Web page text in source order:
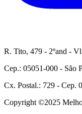
R. Tito, 479 - 2ºand -
Cep.: 05051-000 - São
Cx. Postal.: 729 - Cep.
Copyright ©2025